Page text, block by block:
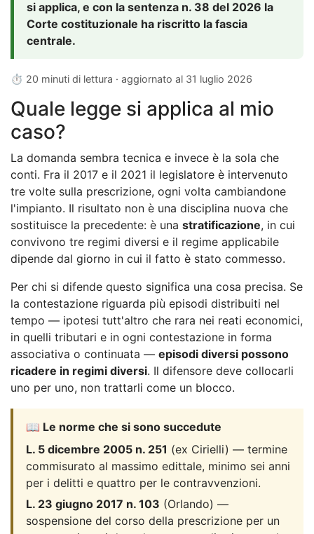
si applica, e con la sentenza n. 38 del 2026 la
Corte costituzionale ha riscritto la fascia
centrale.
⏱ 20 minuti di lettura · aggiornato al 31 luglio 2026
Quale legge si applica al mio
caso?
La domanda sembra tecnica e invece è la sola che
conti. Fra il 2017 e il 2021 il legislatore è intervenuto
tre volte sulla prescrizione, ogni volta cambiandone
l'impianto. Il risultato non è una disciplina nuova che
sostituisce la precedente: è una stratificazione, in cui
convivono tre regimi diversi e il regime applicabile
dipende dal giorno in cui il fatto è stato commesso.
Per chi si difende questo significa una cosa precisa. Se
la contestazione riguarda più episodi distribuiti nel
tempo — ipotesi tutt'altro che rara nei reati economici,
in quelli tributari e in ogni contestazione in forma
associativa o continuata — episodi diversi possono
ricadere in regimi diversi. Il difensore deve collocarli
uno per uno, non trattarli come un blocco.
📖 Le norme che si sono succedute
L. 5 dicembre 2005 n. 251 (ex Cirielli) — termine
commisurato al massimo edittale, minimo sei anni
per i delitti e quattro per le contravvenzioni.
L. 23 giugno 2017 n. 103 (Orlando) —
sospensione del corso della prescrizione per un